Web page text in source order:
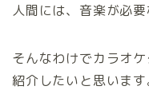
人間には、音楽が必要
そんなわけでカラオ
紹介したいと思います